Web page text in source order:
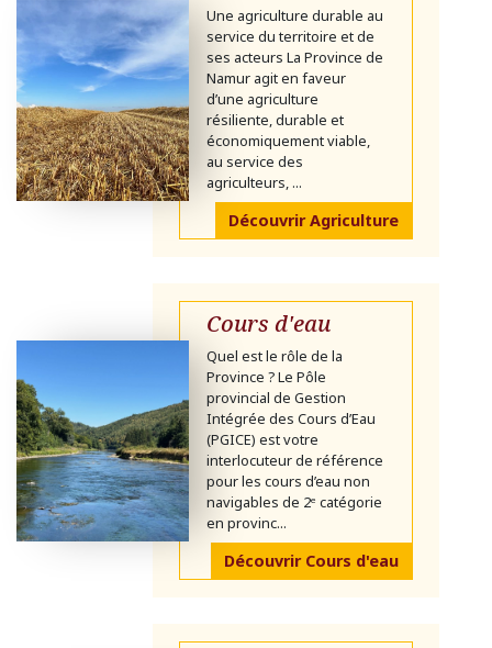
Une agriculture durable au
service du territoire et de
ses acteurs La Province de
Namur agit en faveur
d’une agriculture
résiliente, durable et
économiquement viable,
au service des
agriculteurs, ...
Découvrir Agriculture
Cours d'eau
Quel est le rôle de la
Province ? Le Pôle
provincial de Gestion
Intégrée des Cours d’Eau
(PGICE) est votre
interlocuteur de référence
pour les cours d’eau non
navigables de 2ᵉ catégorie
en provinc...
Découvrir Cours d'eau